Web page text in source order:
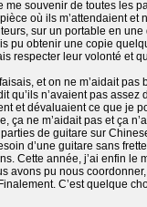
me souvenir de toutes les
où ils m’attendaient et
sur un portable en
pu obtenir une copie
respecter leur volonté et
et on ne m’aidait
qu’ils n’avaient pas
et dévaluaient ce que je
ça ne m’aidait pas et ça
de guitare sur
d’une guitare sans
Cette année, j’ai enfin le
avons pu nous
C’est quelque